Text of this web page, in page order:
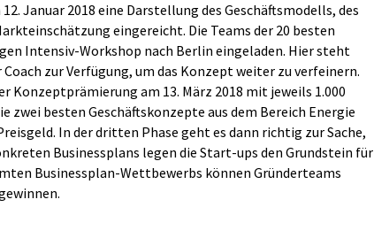
Januar 2018 eine Darstellung des Geschäftsmodells, des
eingereicht. Die Teams der 20 besten
Intensiv-Workshop nach Berlin eingeladen. Hier steht
zur Verfügung, um das Konzept weiter zu verfeinern.
Konzeptprämierung am 13. März 2018 mit jeweils 1.000
zwei besten Geschäftskonzepte aus dem Bereich Energie
In der dritten Phase geht es dann richtig zur Sache,
Businessplans legen die Start-ups den Grundstein für
Businessplan-Wettbewerbs können Gründerteams